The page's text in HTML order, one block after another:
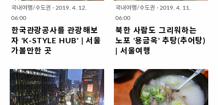
리나라에서 공갈빵을 처음 만들어
판 가게는 복래춘입니다. 겉 ..
신 중에 중국말 못 하는 사람을 전
못봤어요. 그리고 가족끼..
는 묘우인데, 보물 제142호로 지정
굉장히 유명합니다. TV 예능 프로
그램에도 자주 등장하기도 하고, 또
구제 옷이 많이 저렴해서 몇만 원이
어요. 어떤 곳인지 내려가 볼까요~
(주의, 사람에 낑겨 떠밀려 다닐 지
도 모름) 청계천은 광화문부터 끝까
봤습니다. DDP는 세계 최대 규모의
여성 건축가 자하 하디드가 설계했
습니다. 2007년 야구장이었던 동
대문운동장이 철거되고 동대문운동
세워지게 되었어요. 2008년에 착
공하여 6년만인 2014년 3월에 완
공했습니다. 동대문에 있으니 옷 파
국내여행/수도권 · 2019. 4. 12.
06:00
한국관광공사를 관광해보
자 'K-STYLE HUB' | 서울
가볼만한 곳
요? 이곳에 있던 본사가 강원도 원
주로 이전하고, 지금은 서울센터 사
무실과 한국을 소개하는 K-STYLE
국내여행/수도권 · 2019. 4. 11.
06:00
북한 사람도 그리워하는
노포 '용금옥' 추탕(추어탕)
| 서울여행
에 북측 대표단이 묻습니다. 용금옥
의 안주인은 안녕하신가? 서울 중구
다동에 있는 용금옥은 1932년 개